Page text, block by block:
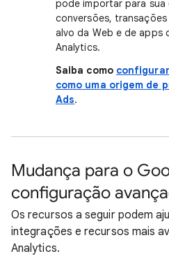
pode importar para
conversões,
alvo da Web e de apps
Analytics.
Saiba como
como uma origem de
Ads.
Mudança para o
configuração
Os recursos a seguir podem
integrações e recursos mais
Analytics.